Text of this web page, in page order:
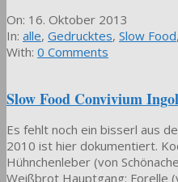
2013-
10-
16
On: 16. Oktober 2013
In: alle, Gedrucktes, Slow Food,
With: 0 Comments
Slow Food Convivium
Es fehlt noch ein bisserl aus
2010 ist hier dokumentiert.
Hühnchenleber (von
Weißbrot Hauptgang: Forelle